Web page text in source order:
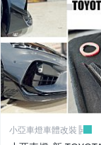
小亞車燈車體改裝╠